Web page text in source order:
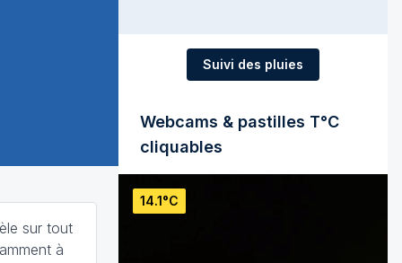
sur tout
à
Suivi des pluies
Webcams & pastilles T°C
cliquables
14.1°C